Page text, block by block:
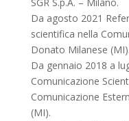
Da agosto 2021
scientifica nella
Donato Milanese (MI).
Da gennaio 2018 a
Comunicazione
Comunicazione
(MI).